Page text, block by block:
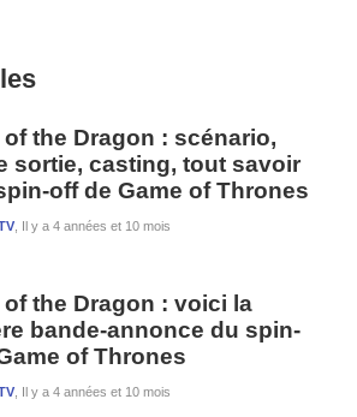
of the Dragon : scénario,
sortie, casting, tout savoir
off de Game of Thrones
Il y a 4 années et 10 mois
of the Dragon : voici la
bande-annonce du spin-
of Thrones
Il y a 4 années et 10 mois